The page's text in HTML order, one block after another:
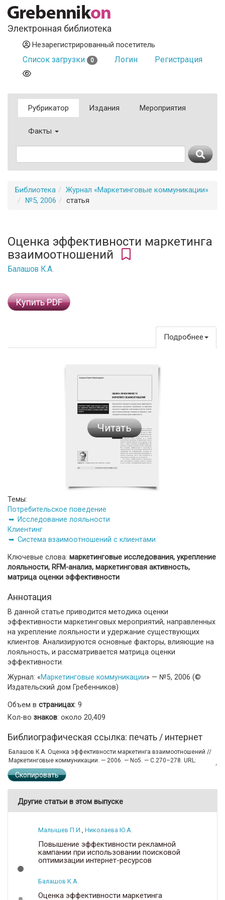
Электронная библиотека
Незарегистрированный посетитель
Список загрузки 0 Логин Регистрация
Рубрикатор Издания Мероприятия
Факты
Библиотека
Журнал «Маркетинговые коммуникации»
№5, 2006
статья
Оценка эффективности маркетинга
взаимоотношений
Балашов К.А.
Купить PDF
Подробнее
Читать
Темы:
Потребительское поведение
Исследование лояльности
Клиентинг
Система взаимоотношений с клиентами
Ключевые слова: маркетинговые исследования, укрепление
лояльности, RFM-анализ, маркетинговая активность,
матрица оценки эффективности
Аннотация
В данной статье приводится методика оценки
эффективности маркетинговых мероприятий, направленных
на укрепление лояльности и удержание существующих
клиентов. Анализируются основные факторы, влияющие на
лояльность, и рассматривается матрица оценки
эффективности.
Журнал: «Маркетинговые коммуникации» — №5, 2006 (©
Издательский дом Гребенников)
Объем в страницах: 9
Кол-во знаков: около 20,409
Библиографическая ссылка: печать / интернет
Скопировать
Другие статьи в этом выпуске
Малышев П.И. Николаева Ю.А.
Повышение эффективности рекламной
кампании при использовании поисковой
оптимизации интернет-ресурсов
Балашов К.А.
Оценка эффективности маркетинга